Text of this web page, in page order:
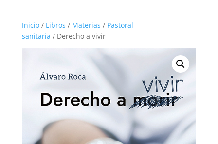
Inicio/ Libros / Materias / Pastoral
sanitaria / Derecho a vivir